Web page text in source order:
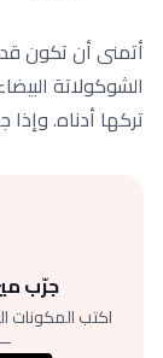
أتمنى أن تكون
الشوكولاتة
تركها أدناه.
جرّب
اكتب المكونات